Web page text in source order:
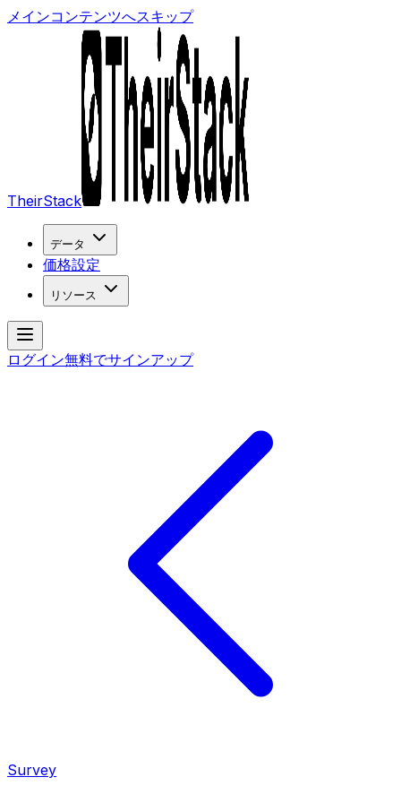
メインコンテンツへスキップ
TheirStack
データ
価格設定
リソース
ログイン無料でサインアップ
Survey